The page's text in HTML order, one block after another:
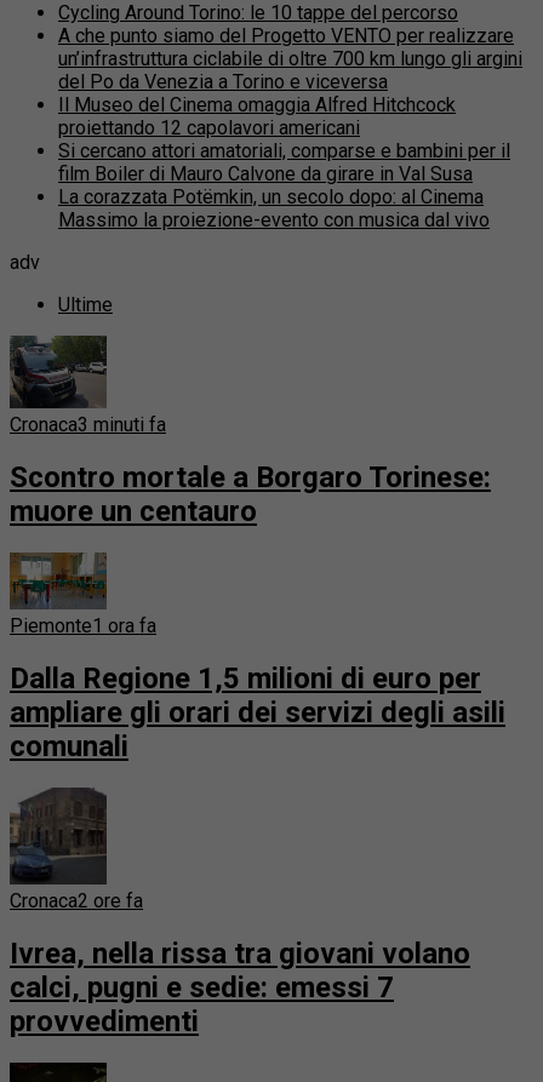
Cycling Around Torino: le 10 tappe del percorso
A che punto siamo del Progetto VENTO per realizzare
un’infrastruttura ciclabile di oltre 700 km lungo gli argini
del Po da Venezia a Torino e viceversa
Il Museo del Cinema omaggia Alfred Hitchcock
proiettando 12 capolavori americani
Si cercano attori amatoriali, comparse e bambini per il
film Boiler di Mauro Calvone da girare in Val Susa
La corazzata Potëmkin, un secolo dopo: al Cinema
Massimo la proiezione-evento con musica dal vivo
adv
Ultime
Cronaca3 minuti fa
Scontro mortale a Borgaro Torinese:
muore un centauro
Piemonte1 ora fa
Dalla Regione 1,5 milioni di euro per
ampliare gli orari dei servizi degli asili
comunali
Cronaca2 ore fa
Ivrea, nella rissa tra giovani volano
calci, pugni e sedie: emessi 7
provvedimenti